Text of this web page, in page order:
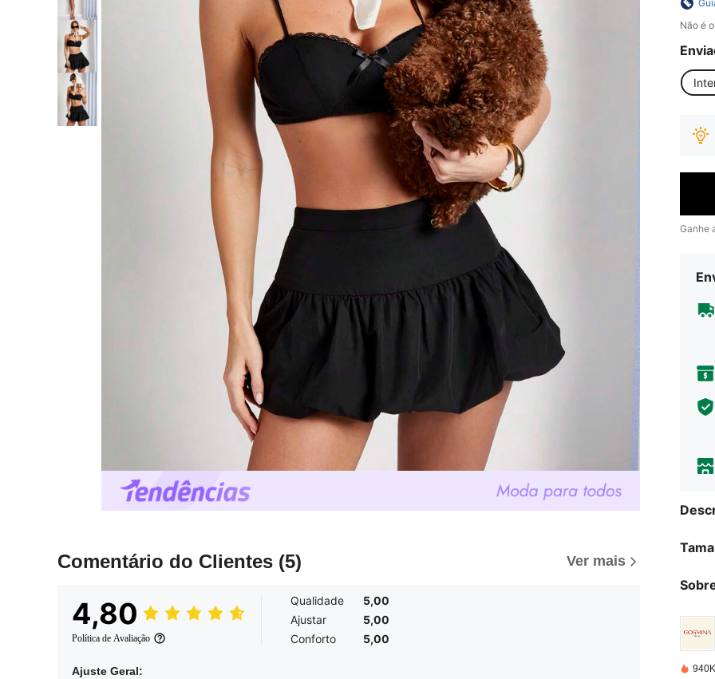
Comentário do Clientes (5) Ver mais
4,80
Política de Avaliação
Qualidade
5,00
Ajustar
5,00
Conforto
5,00
Ajuste Geral:
Não é
Ganhe